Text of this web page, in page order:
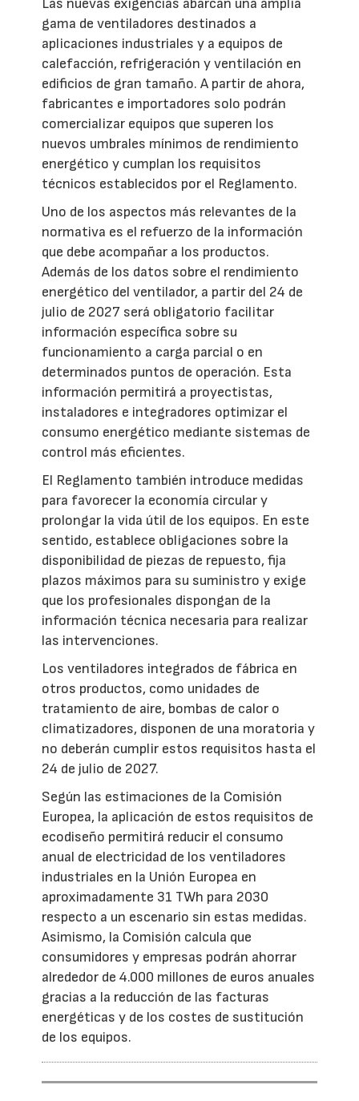
Las nuevas exigencias abarcan una amplia
gama de ventiladores destinados a
aplicaciones industriales y a equipos de
calefacción, refrigeración y ventilación en
edificios de gran tamaño. A partir de ahora,
fabricantes e importadores solo podrán
comercializar equipos que superen los
nuevos umbrales mínimos de rendimiento
energético y cumplan los requisitos
técnicos establecidos por el Reglamento.
Uno de los aspectos más relevantes de la
normativa es el refuerzo de la información
que debe acompañar a los productos.
Además de los datos sobre el rendimiento
energético del ventilador, a partir del 24 de
julio de 2027 será obligatorio facilitar
información específica sobre su
funcionamiento a carga parcial o en
determinados puntos de operación. Esta
información permitirá a proyectistas,
instaladores e integradores optimizar el
consumo energético mediante sistemas de
control más eficientes.
El Reglamento también introduce medidas
para favorecer la economía circular y
prolongar la vida útil de los equipos. En este
sentido, establece obligaciones sobre la
disponibilidad de piezas de repuesto, fija
plazos máximos para su suministro y exige
que los profesionales dispongan de la
información técnica necesaria para realizar
las intervenciones.
Los ventiladores integrados de fábrica en
otros productos, como unidades de
tratamiento de aire, bombas de calor o
climatizadores, disponen de una moratoria y
no deberán cumplir estos requisitos hasta el
24 de julio de 2027.
Según las estimaciones de la Comisión
Europea, la aplicación de estos requisitos de
ecodiseño permitirá reducir el consumo
anual de electricidad de los ventiladores
industriales en la Unión Europea en
aproximadamente 31 TWh para 2030
respecto a un escenario sin estas medidas.
Asimismo, la Comisión calcula que
consumidores y empresas podrán ahorrar
alrededor de 4.000 millones de euros anuales
gracias a la reducción de las facturas
energéticas y de los costes de sustitución
de los equipos.